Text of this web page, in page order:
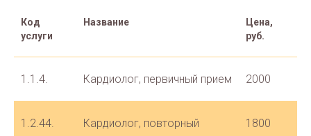
Код
услуги
Название
Цена,
руб.
1.1.4. Кардиолог, первичный прием 2000
1.2.44.
Кардиолог, повторный
1800